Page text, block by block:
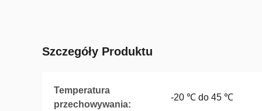
Szczegóły Produktu
Temperatura
przechowywania:
-20 ℃ do 45 ℃